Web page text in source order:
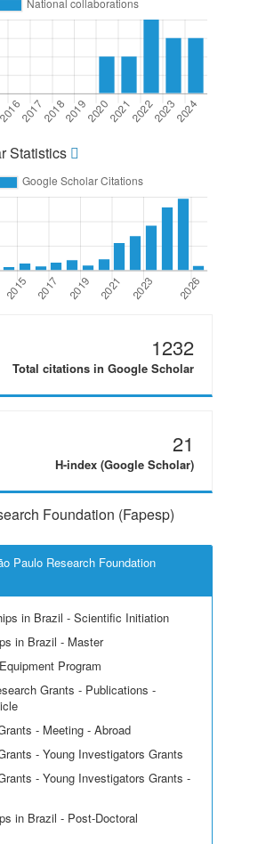
Statistics
1232
Total citations in Google Scholar
21
H-index (Google Scholar)
Foundation (Fapesp)
Paulo Research Foundation
in Brazil - Scientific Initiation
in Brazil - Master
Program
Grants - Publications -
- Meeting - Abroad
- Young Investigators Grants
- Young Investigators Grants -
in Brazil - Post-Doctoral